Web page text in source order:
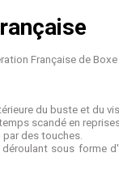
Française de Boxe
du buste et du
scandé en
des touches.
sous forme